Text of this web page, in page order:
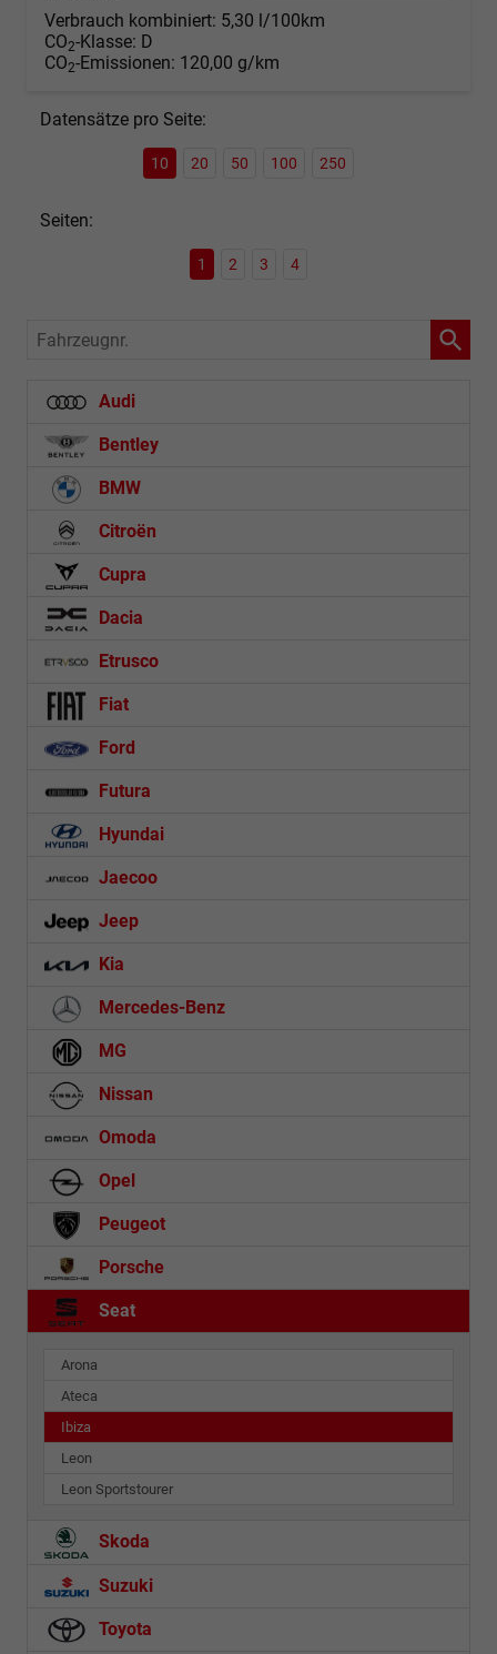
Verbrauch kombiniert: 5,30 l/100km
CO2-Klasse: D
CO2-Emissionen: 120,00 g/km
Datensätze pro Seite:
10 20 50 100 250
Seiten:
1 2 3 4
Fahrzeugnr.
Audi
Bentley
BMW
Citroën
Cupra
Dacia
Etrusco
Fiat
Ford
Futura
Hyundai
Jaecoo
Jeep
Kia
Mercedes-Benz
MG
Nissan
Omoda
Opel
Peugeot
Porsche
Seat
Arona
Ateca
Ibiza
Leon
Leon Sportstourer
Skoda
Suzuki
Toyota